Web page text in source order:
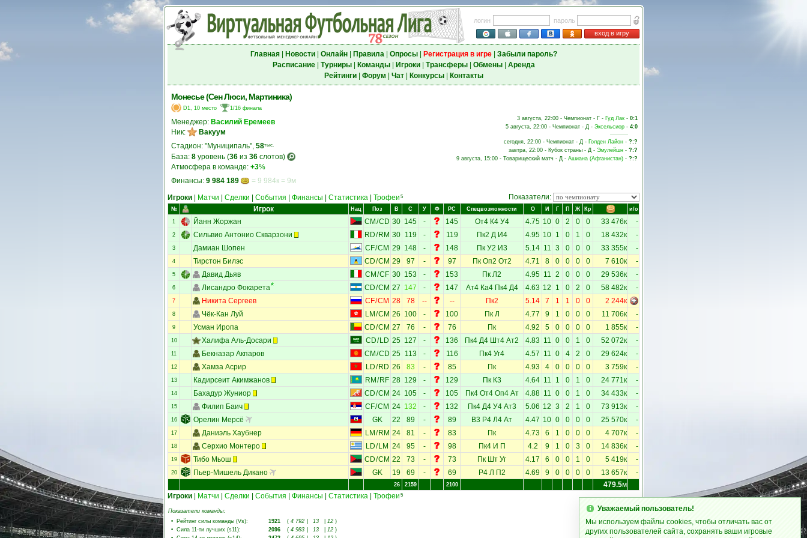
логин
пароль
вход в игру
Главная| Новости| Онлайн| Правила| Опросы| Регистрация в игре| Забыли пароль?
Расписание| Турниры| Команды| Игроки| Трансферы| Обмены| Аренда
Рейтинги| Форум Чат| Конкурсы| Контакты
Монесье (Сен Люси, Мартиника)
D1, 10 место 1/16 финала
Менеджер: Василий Еремеев
Ник:
Вакуум
Стадион: "Муниципаль", 58тыс.
База: 8 уровень (36 из 36 слотов)
Атмосфера в команде: +3%
Финансы: 9 984 189 = 9 984к = 9м
3 августа, 22:00 - Чемпионат - Г - Гуд Лак - 0:1
5 августа, 22:00 - Чемпионат - Д - Эксельсиор - 4:0
сегодня, 22:00 - Чемпионат - Д - Голден Лайон - ?:?
завтра, 22:00 - Кубок страны - Д - Эмулейшн - ?:?
9 августа, 15:00 - Товарищеский матч - Д - Ашиана (Афганистан) - ?:?
Игроки Матчи Сделки События Финансы Статистика Трофеи 5 Показатели:
№ Игрок Нац Поз В С У Ф РС Спецвозможности О И Г П Ж Кр и/о
1 Йанн Жоржан CM /CD 30 145 - 145 От4 К4 У4 4.75 10 0 2 0 0 33 476к -
2 Сильвио Антонио Скварзони RD/ RM 30 119 - 119 Пк2 Д И4 4.95 10 1 0 1 0 18 432к -
3 Дамиан Шопен CF/CM 29 148 - 148 Пк У2 И3 5.14 11 3 0 0 0 33 355к -
4 Тирстон Билэс CD/CM 29 97 - 97 Пк Оп2 От2 4.71 8 0 0 0 0 7 610к -
5 Давид Дьяв CM /CF 30 153 - 153 Пк Л2 4.95 11 2 0 0 0 29 536к -
6 Лисандро Фокарета CD/CM 27 147 - 147 Ат4 Ка4 Пк4 Д4 4.63 12 1 0 2 0 58 482к -
7 Никита Сергеев CF/CM 28 78 -- -- Пк2 5.14 7 1 1 0 0 2 244к
8 Чёк-Кан Луй LM /CM 26 100 - 100 Пк Л 4.77 9 1 0 0 0 11 706к -
9 Усман Иропа CD/CM 27 76 - 76 Пк 4.92 5 0 0 0 0 1 855к -
10 Халифа Аль-Досари CD/LD 25 127 - 136 Пк4 Д4 Шт4 Ат2 4.83 11 0 0 1 0 52 072к -
11 Бекназар Акпаров CM /CD 25 113 - 116 Пк4 Уг4 4.57 11 0 4 2 0 29 624к -
12 Хамза Асрир LD/RD 26 83 - 85 Пк 4.93 4 0 0 0 0 3 759к -
13 Кадирсеит Акимжанов RM / RF 28 129 - 129 Пк К3 4.64 11 1 0 1 0 24 771к -
14 Бахадур Жуниор CD/CM 24 105 - 105 Пк4 От4 Оп4 Ат 4.88 11 0 0 1 0 34 433к -
15 Филип Баич CF/CM 24 132 - 132 Пк4 Д4 У4 Ат3 5.06 12 3 2 1 0 73 913к -
16 Орелин Мерсё GK 22 89 - 89 В3 Р4 Л4 Ат 4.47 10 0 0 0 0 25 570к -
17 Даниэль Хаубнер LM /RM 24 81 - 83 Пк 4.73 6 1 0 0 0 4 707к -
18 Серхио Монтеро LD/ LM 24 95 - 98 Пк4 И П 4.2 9 1 0 3 0 14 836к -
19 Тибо Мьош CD/CM 22 73 - 73 Пк Шт Уг 4.17 6 0 0 1 0 5 419к -
20 Пьер-Мишель Дикано GK 19 69 - 69 Р4 Л П2 4.69 9 0 0 0 0 13 657к -
26 2159 2100 479.5м
Игроки
Матчи Сделки События Финансы Статистика Трофеи 5
Показатели команды:
• Рейтинг силы команды (Vs): 1921 ( 4 792 13 12 )
• Сила 11-ти лучших (s11): 2096 ( 4 983 13 12 )
Уважаемый пользователь!
Мы используем файлы cookies, чтобы отличать вас от
других пользователей сайта, сохранять ваши игровые